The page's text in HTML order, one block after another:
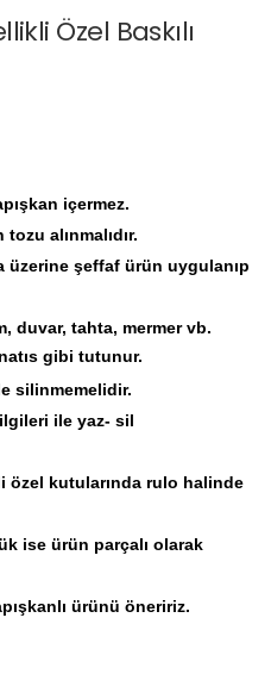
Özel Baskılı
içermez.
alınmalıdır.
üzerine şeffaf ürün uygulanıp
duvar, tahta, mermer vb.
gibi tutunur.
silinmemelidir.
ile yaz- sil
özel kutularında rulo halinde
ise ürün parçalı olarak
ürünü öneririz.